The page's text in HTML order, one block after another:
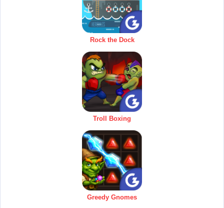
Rock the Dock
Troll Boxing
Greedy Gnomes